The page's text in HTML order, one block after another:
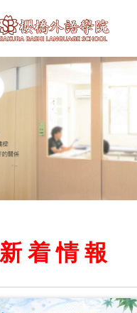
新 着 情 報